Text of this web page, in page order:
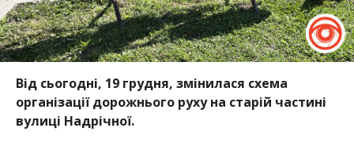
Від сьогодні, 19 грудня, змінилася схема
організації дорожнього руху на старій частині
вулиці Надрічної.